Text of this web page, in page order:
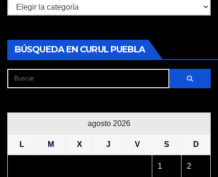
Secciones
BÚSQUEDA EN CURUL PUEBLA
agosto 2026
L M X J V S D
1 2